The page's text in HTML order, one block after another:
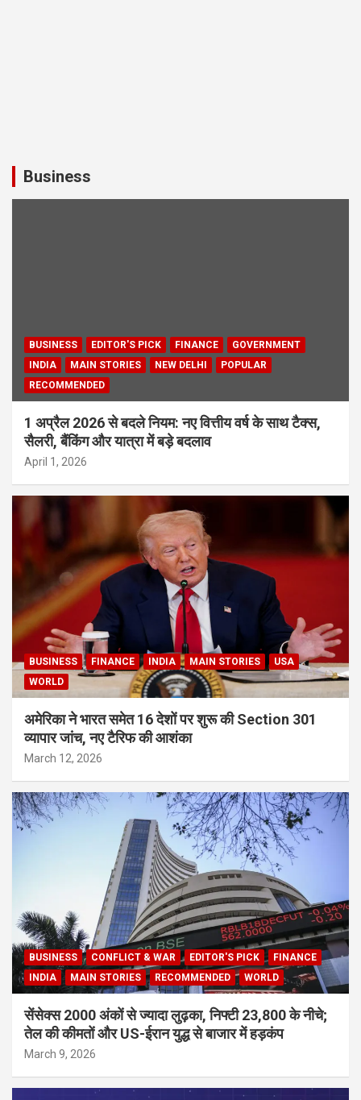
Business
BUSINESS EDITOR'S PICK FINANCE
GOVERNMENT
INDIA
MAIN STORIES NEW DELHI
POPULAR
RECOMMENDED
1 अप्रैल 2026 से बदले नियम: नए वित्तीय वर्ष के साथ टैक्स,
सैलरी, बैंकिंग और यात्रा में बड़े बदलाव
April 1, 2026
BUSINESS FINANCE INDIA MAIN STORIES
USA
WORLD
अमेरिका ने भारत समेत 16 देशों पर शुरू की Section 301
व्यापार जांच, नए टैरिफ की आशंका
March 12, 2026
BUSINESS CONFLICT & WAR EDITOR'S PICK
FINANCE
INDIA
MAIN STORIES RECOMMENDED WORLD
सेंसेक्स 2000 अंकों से ज्यादा लुढ़का, निफ्टी 23,800 के नीचे;
तेल की कीमतों और US-ईरान युद्ध से बाजार में हड़कंप
March 9, 2026